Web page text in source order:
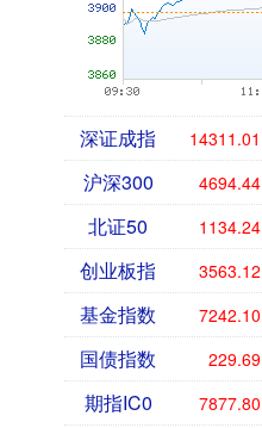
深证成指 14311.01
沪深300 4694.44
北证50 1134.24
创业板指 3563.12
基金指数 7242.10
国债指数 229.69
期指IC0 7877.80